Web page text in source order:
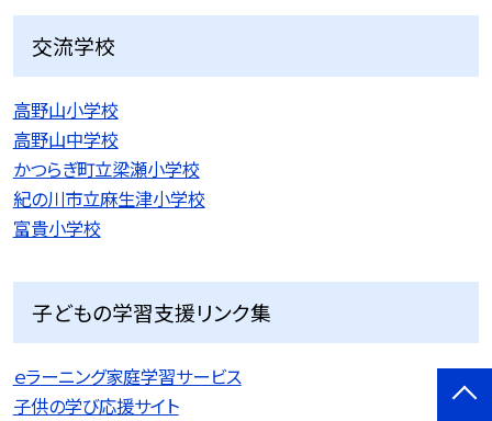
交流学校
高野山小学校
高野山中学校
かつらぎ町立梁瀬小学校
紀の川市立麻生津小学校
富貴小学校
子どもの学習支援リンク集
ｅラーニング家庭学習サービス
子供の学び応援サイト